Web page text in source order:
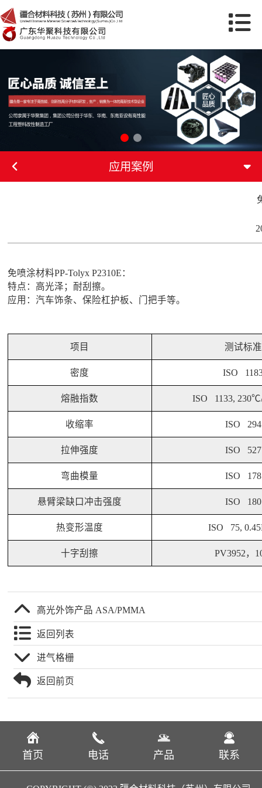
应用案例
免喷涂材料PP-Tolyx P2310E：
特点：高光泽；耐刮擦。
应用：汽车饰条、保险杠护板、门把手等。
项目 测试标准
密度 ISO
熔融指数 ISO 1133,
收缩率 ISO 294
拉伸强度 ISO 527
弯曲模量 ISO 178
悬臂梁缺口冲击强度 ISO 180
热变形温度 ISO 75,
十字刮擦 PV3952，
高光外饰产品 ASA/PMMA
返回列表
进气格栅
返回前页
首页 电话 产品 联系